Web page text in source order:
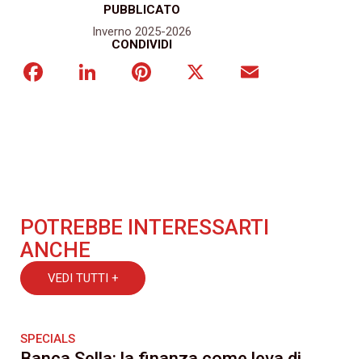
PUBBLICATO
Inverno 2025-2026
CONDIVIDI
FacebookLinkedInPinterest
POTREBBE INTERESSARTI
ANCHE
VEDI TUTTI +
SPECIALS